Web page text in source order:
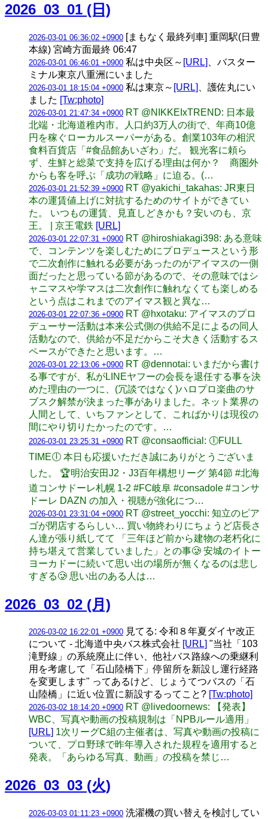
2026_03_01 (日)
2026-03-01 06:36:02 +0900 [まもなく最終列車] 重岡駅(日豊
本線) 宮崎方面最終 06:47
2026-03-01 06:46:01 +0900 私は中央区～ [URL]
、バスター
ミナル東京八重洲にいました
2026-03-01 18:15:04 +0900 私は東京～ [URL]
、護佐丸にい
ました [Tw:photo]
2026-03-01 21:47:34 +0900 RT @NIKKEIxTREND: 日本最
北端・北海道稚内市。人口約3万人の街で、年商10億
円を稼ぐローカルスーパーがある。創業103年の相沢
食料百貨店「#食品館あいざわ」だ。 観光客に頼ら
ず、生鮮と総菜で支持を広げる理由は何か？ 商圏外
からも客を呼ぶ「成功の戦略」に迫る。(…
2026-03-01 21:52:39 +0900 RT @yakichi_takahas: JR東日
本の運賃値上げに対抗するためのサイトができてい
た。 いつもの運賃、見直しどきかも？安いのも、京
王。 | 京王電鉄 [URL]
2026-03-01 22:07:31 +0900 RT @hiroshiakagi398: ある意味
で、コンテンツを楽しむためにプロデュースという形
で二次創作に触れる必要があったのがアイマスの一側
面だったと思っている節があるので、その意味ではシ
ャニマスや学マスは二次創作に触れなくても楽しめる
という点はこれまでのアイマス観と異な…
2026-03-01 22:07:36 +0900 RT @hxotaku: アイマスのプロ
デューサー活動は本来公式側の供給不足によるの同人
活動なので、供給が不足だからこそ大きく活動するス
ペースができたと思います。…
2026-03-01 22:13:06 +0900 RT @dennotai: いまだから書け
る事ですが、私がLINEヤフーの会長を退任する事を決
めた理由の一つに、(冗談ではなく)ハロプロ楽曲のサ
ブスク解禁が決まった事がありました。ネット業界の
人間として、いちファンとして、こればかりは現役の
間にやり切りたかったのです。…
2026-03-01 23:25:31 +0900 RT @consaofficial: 🕕FULL
TIME🕕 本日も応援いただき誠にありがとうございま
した。 🏆明治安田J2・J3百年構想リーグ 第4節 #北海
道コンサドーレ札幌 1-2 #FC岐阜 #consadole #コンサ
ドーレ DAZN の加入・視聴が強化につ…
2026-03-01 23:31:04 +0900 RT @street_yocchi: 知立のピア
ゴが閉店するらしい… 買い物終わりにちょうど店長さ
ん達が張り紙してて 「三年ほど前から建物の老朽化に
持ち堪えて営業していました」との事🥲 安城のイトー
ヨーカドーに続いて思い出の場所が無くなるのは悲し
すぎる🥲 思い出のある人は…
2026_03_02 (月)
2026-03-02 16:22:01 +0900 見てる: 令和８年夏ダイヤ改正
について - 北海道中央バス株式会社 [URL] "当社「103
滝野線」の系統廃止に伴い、他社バス路線への乗継利
用を考慮して「石山陸橋下」停留所を新設し運行経路
を変更します" ってあるけど、じょうてつバスの「石
山陸橋」に近い位置に新設するってこと? [Tw:photo]
2026-03-02 18:14:20 +0900 RT @livedoornews: 【発表】
WBC、写真や動画の投稿規制は「NPBルール適用」
[URL] 1次リーグC組の主催者は、写真や動画の投稿に
ついて、プロ野球で昨年導入された規程を適用すると
発表。「あらゆる写真、動画」の投稿を禁じ…
2026_03_03 (火)
2026-03-03 01:11:23 +0900 洗濯機の買い替えを検討してい